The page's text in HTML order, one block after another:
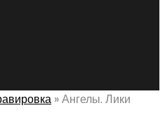
»Ангелы. Лики